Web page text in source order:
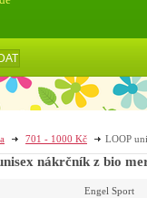
701 - 1000 Kč LOOP
nákrčník z bio
Engel Sport